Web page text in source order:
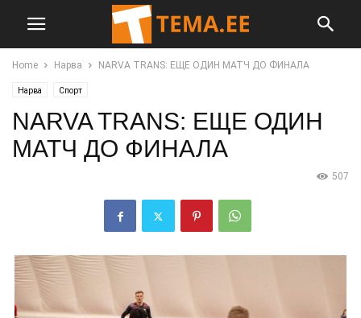
Home Нарва NARVA TRANS: ЕЩЕ ОДИН МАТЧ ДО ФИНАЛА
Нарва Спорт
NARVA TRANS: ЕЩЕ ОДИН
МАТЧ ДО ФИНАЛА
507